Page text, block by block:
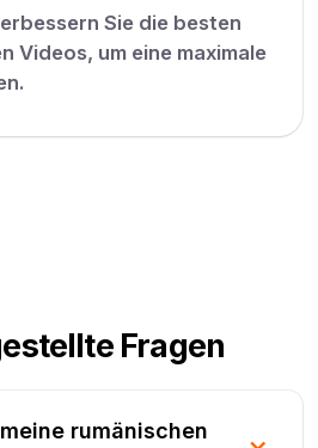
Sie die besten
Videos, um eine maximale
Fragen
rumänischen